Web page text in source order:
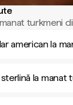
turkmeni
american la
la manat